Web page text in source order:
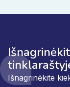
Išnagrinėkite